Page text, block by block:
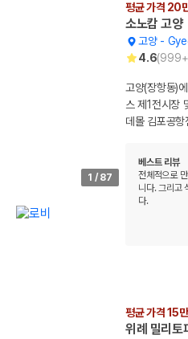
1 / 87
평균 가격 20
소노캄 고양
고양-
4.6(999+
고양(장항동)
스 제1전시장
데몰 김포공
베스트 리뷰
전체적으로
니다. 그리고
다.
평균 가격 15
위례 밀리토